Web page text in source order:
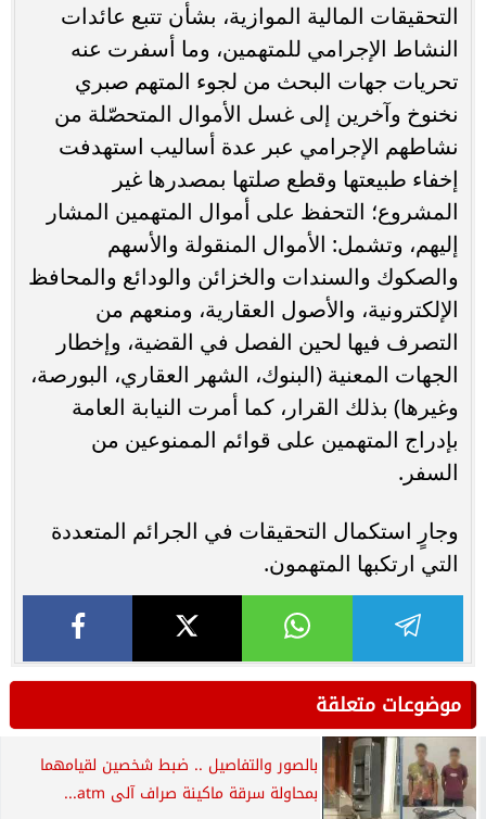
التحقيقات المالية الموازية، بشأن تتبع عائدات
النشاط الإجرامي للمتهمين، وما أسفرت عنه
تحريات جهات البحث من لجوء المتهم صبري
نخنوخ وآخرين إلى غسل الأموال المتحصّلة من
نشاطهم الإجرامي عبر عدة أساليب استهدفت
إخفاء طبيعتها وقطع صلتها بمصدرها غير
المشروع؛ التحفظ على أموال المتهمين المشار
إليهم، وتشمل: الأموال المنقولة والأسهم
والصكوك والسندات والخزائن والودائع والمحافظ
الإلكترونية، والأصول العقارية، ومنعهم من
التصرف فيها لحين الفصل في القضية، وإخطار
الجهات المعنية (البنوك، الشهر العقاري، البورصة،
وغيرها) بذلك القرار، كما أمرت النيابة العامة
بإدراج المتهمين على قوائم الممنوعين من
السفر.
وجارٍ استكمال التحقيقات في الجرائم المتعددة
التي ارتكبها المتهمون.
موضوعات متعلقة
بالصور والتفاصيل .. ضبط شخصين لقيامهما
بمحاولة سرقة ماكينة صراف آلى atm...